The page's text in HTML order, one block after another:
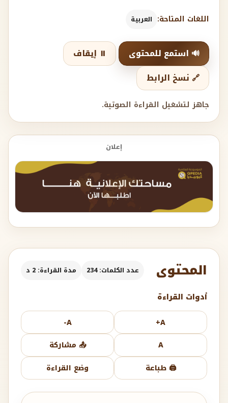
اللغات المتاحة: العربية
🔊 استمع للمحتوى
⏸️ إيقاف
🔗 نسخ الرابط
جاهز لتشغيل القراءة الصوتية.
إعلان
المحتوى عدد الكلمات: 234 مدة القراءة: 2 د
أدوات القراءة
A+
A-
A
📤 مشاركة
🖨️ طباعة
وضع القراءة